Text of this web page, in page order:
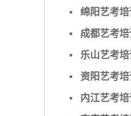
▪ 绵阳艺考
▪
成都艺考
▪ 乐山艺考
▪
资阳艺考
▪
内江艺考